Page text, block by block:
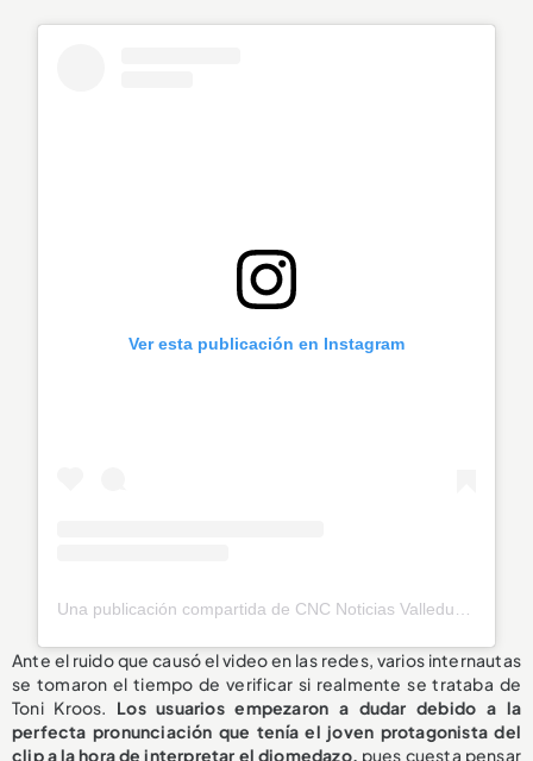
Ver esta publicación en Instagram
Ante el ruido que causó el video en las redes, varios internautas
se tomaron el tiempo de verificar si realmente se trataba de
Toni Kroos. Los usuarios empezaron a dudar debido a la
perfecta pronunciación que tenía el joven protagonista del
clip a la hora de interpretar el diomedazo, pues cuesta pensar